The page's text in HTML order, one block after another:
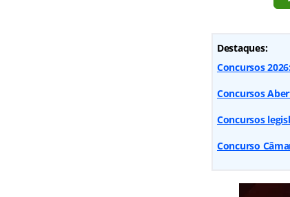
Destaques:
Concursos
Concursos
Concursos
Concurso